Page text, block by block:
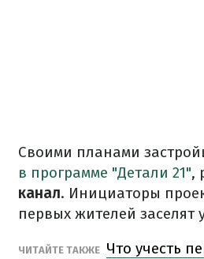
Своими планами
в программе "Детали 21",
канал. Инициаторы
первых жителей заселят
ЧИТАЙТЕ ТАКЖЕ Что учесть